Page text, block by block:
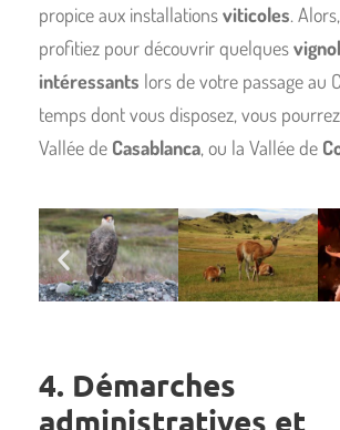
propice aux installationsviticoles.
profitiez pour découvrir quelques
intéressants lors de votre passage au
temps dont vous disposez, vous
Vallée de Casablanca, ou la Vallée de
4. Démarches
administratives et